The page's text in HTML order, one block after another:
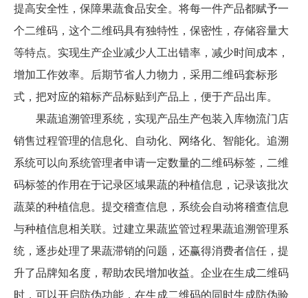
提高安全性，保障果蔬食品安全。将每一件产品都赋予一
个二维码，这个二维码具有独特性，保密性，存储容量大
等特点。实现生产企业减少人工出错率，减少时间成本，
增加工作效率。后期节省人力物力，采用二维码套标形
式，把对应的箱标产品标贴到产品上，便于产品出库。
果蔬追溯管理系统，实现产品生产包装入库物流门店
销售过程管理的信息化、自动化、网络化、智能化。追溯
系统可以向系统管理者申请一定数量的二维码标签，二维
码标签的作用在于记录区域果蔬的种植信息，记录该批次
蔬菜的种植信息。提交稽查信息，系统会自动将稽查信息
与种植信息相关联。过建立果蔬监管过程果蔬追溯管理系
统，逐步处理了果蔬滞销的问题，还赢得消费者信任，提
升了品牌知名度，帮助农民增加收益。企业在生成二维码
时，可以开启防伪功能，在生成二维码的同时生成防伪验